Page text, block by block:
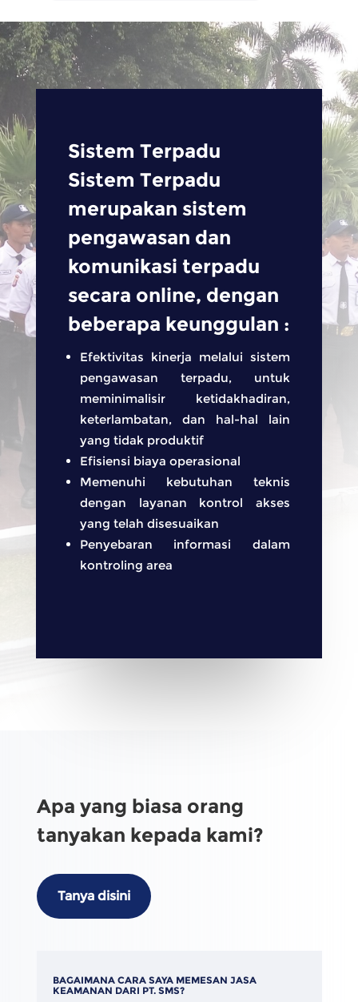
Sistem Terpadu
Sistem Terpadu
merupakan sistem
pengawasan dan
komunikasi terpadu
secara online, dengan
beberapa keunggulan :
Efektivitas kinerja melalui sistem
pengawasan terpadu, untuk
meminimalisir ketidakhadiran,
keterlambatan, dan hal-hal lain
yang tidak produktif
Efisiensi biaya operasional
Memenuhi kebutuhan teknis
dengan layanan kontrol akses
yang telah disesuaikan
Penyebaran informasi dalam
kontroling area
Apa yang biasa orang
tanyakan kepada kami?
Tanya disini
BAGAIMANA CARA SAYA MEMESAN JASA
KEAMANAN DARI PT. SMS?